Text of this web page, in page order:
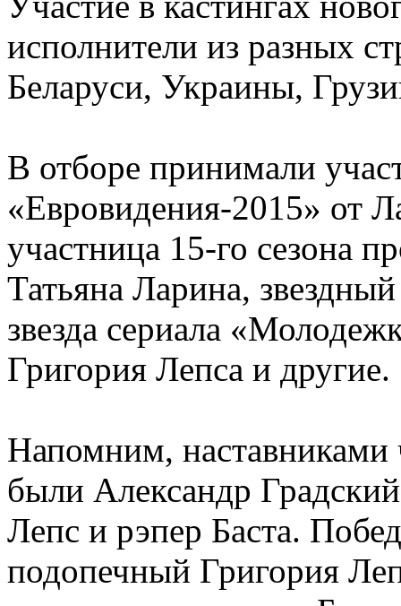
исполнители из разных
Беларуси, Украины,
В отборе принимали
«Евровидения-2015» от
участница 15-го сезона
Татьяна Ларина,
звезда сериала
Григория Лепса и другие.
Напомним, наставниками
были Александр
Лепс и рэпер Баста.
подопечный Григория